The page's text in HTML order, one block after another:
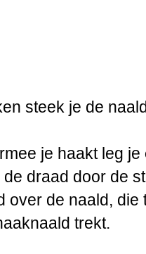
steek je de
je haakt leg je
draad door de
over de naald,
trekt.